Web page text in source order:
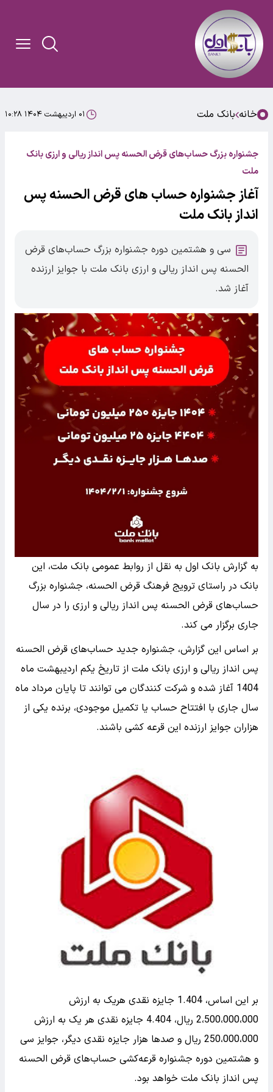
خانه بانک ملت ۰۱ اردیبهشت ۱۴۰۴ ۱۰:۲۸
جشنواره بزرگ حساب‌های قرض الحسنه پس انداز ریالی و ارزی بانک
ملت
آغاز جشنواره حساب های قرض الحسنه پس
انداز بانک ملت
سی و هشتمین دوره جشنواره بزرگ حساب‌های قرض
الحسنه پس انداز ریالی و ارزی بانک ملت با جوایز ارزنده
آغاز شد.
به گزارش بانک اول به نقل از روابط عمومی بانک ملت، این
بانک در راستای ترویج فرهنگ قرض‌ الحسنه، جشنواره بزرگ
حساب‌های قرض‌ الحسنه پس‌ انداز ریالی و ارزی را در سال
جاری برگزار می کند.
بر اساس این گزارش، جشنواره جدید حساب‌های قرض‌ الحسنه
پس‌ انداز ریالی و ارزی بانک ملت از تاریخ یکم اردیبهشت ماه
1404 آغاز شده و شرکت کنندگان می توانند تا پایان مرداد ماه
سال جاری با افتتاح حساب یا تکمیل موجودی، برنده یکی از
هزاران جوایز ارزنده این قرعه کشی باشند.
بر این اساس، 1.404 جایزه نقدی هریک به ارزش
2،500،000،000 ریال، 4.404 جایزه نقدی هر یک به ارزش
250،000،000 ریال و صدها هزار جایزه نقدی دیگر، جوایز سی‌
و هشتمین دوره جشنواره قرعه‌کشی حساب‌های قرض‌ الحسنه
پس‌ انداز بانک ملت خواهد بود.